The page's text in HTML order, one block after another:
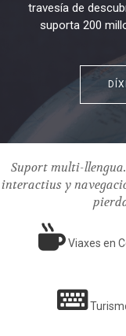
travesía de
suporta 200
Suport multi-
interactius y
Viaxes en